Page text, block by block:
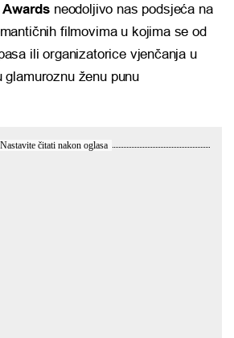
neodoljivo nas podsjeća na
filmovima u kojima se od
ili organizatorice vjenčanja u
ženu punu
Nastavite čitati nakon oglasa